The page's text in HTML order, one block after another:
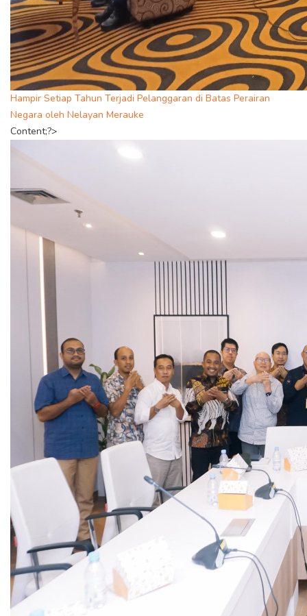
Hampir Setiap Tahun Terjadi Pelanggaran di Batas Perairan
Negara oleh Nelayan Merauke
Content;?>